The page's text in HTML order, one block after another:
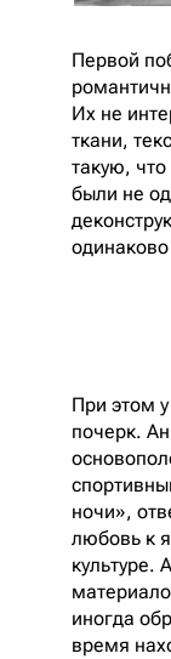
Первой
Их не
ткани,
такую,
были не
При этом
почерк.
ночи»,
любовь к
культуре.
иногда
время